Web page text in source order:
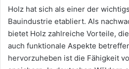
Holz hat sich als einer der
Bauindustrie etabliert. Als
bietet Holz zahlreiche Vorteile,
auch funktionale Aspekte
hervorzuheben ist die Fähigkeit